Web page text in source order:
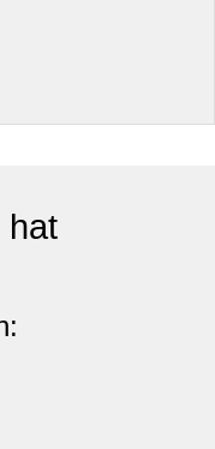
hat